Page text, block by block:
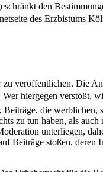
den
des Erzbistums
veröffentlichen. Die
hiergegen verstößt,
die werblichen,
zu tun haben, als
unterliegen,
Beiträge stoßen,